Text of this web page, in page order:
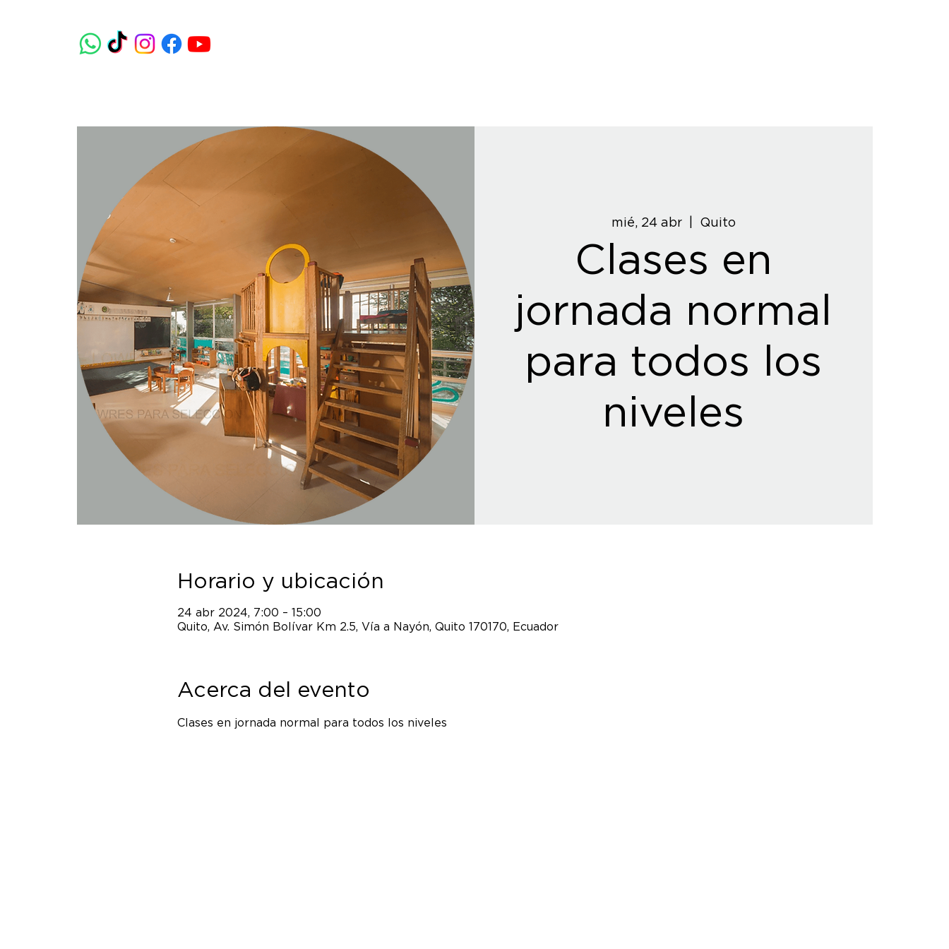
mié, 24 abr
  |
Quito
Clases en
jornada normal
para todos los
niveles
Horario y ubicación
24 abr 2024, 7:00 – 15:00
Quito, Av. Simón Bolívar Km 2.5, Vía a Nayón, Quito 170170, Ecuador
Acerca del evento
Clases en jornada normal para todos los niveles